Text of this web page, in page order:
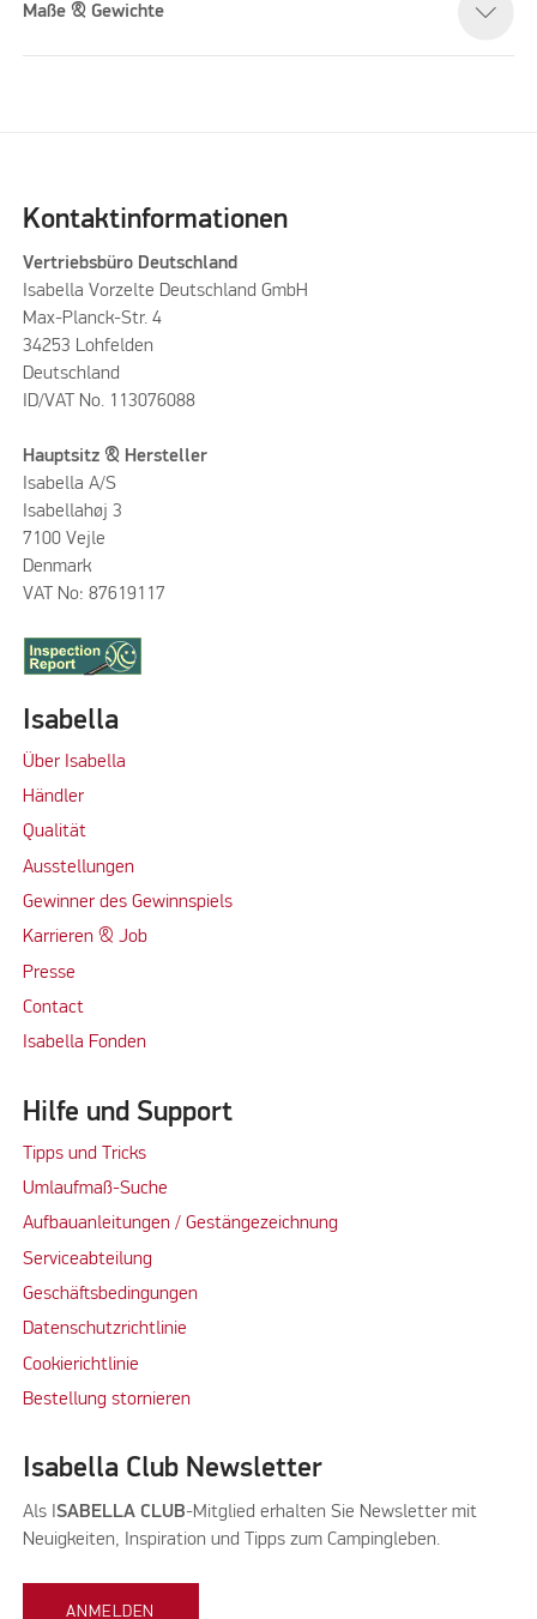
Maße & Gewichte
Kontaktinformationen
Vertriebsbüro Deutschland
Isabella Vorzelte Deutschland GmbH
Max-Planck-Str. 4
34253 Lohfelden
Deutschland
ID/VAT No. 113076088
Hauptsitz & Hersteller
Isabella A/S
Isabellahøj 3
7100 Vejle
Denmark
VAT No: 87619117
Isabella
Über Isabella
Händler
Qualität
Ausstellungen
Gewinner des Gewinnspiels
Karrieren & Job
Presse
Contact
Isabella Fonden
Hilfe und Support
Tipps und Tricks
Umlaufmaß-Suche
Aufbauanleitungen / Gestängezeichnung
Serviceabteilung
Geschäftsbedingungen
Datenschutzrichtlinie
Cookierichtlinie
Bestellung stornieren
Isabella Club Newsletter
Als I SABELLA CLUB-Mitglied erhalten Sie Newsletter mit
Neuigkeiten, Inspiration und Tipps zum Campingleben.
ANMELDEN